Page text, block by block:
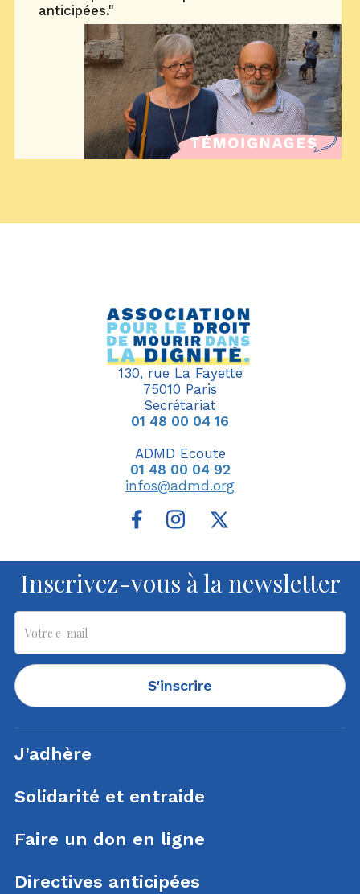
anticipées."
130, rue La Fayette
75010 Paris
Secrétariat
01 48 00 04 16
ADMD Ecoute
01 48 00 04 92
infos@admd.org
Inscrivez-vous à la newsletter
S'inscrire
J'adhère
Solidarité et entraide
Faire un don en ligne
Directives anticipées